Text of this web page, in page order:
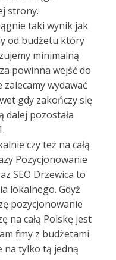
strony.
taki wynik jak
od budżetu który
minimalną
powinna wejść do
wydawać
gdy zakończy się
dalej pozostała
czy też na całą
Pozycjonowanie
SEO Drzewica to
lokalnego. Gdyż
pozycjonowanie
na całą Polskę jest
firmy z budżetami
na tylko tą jedną